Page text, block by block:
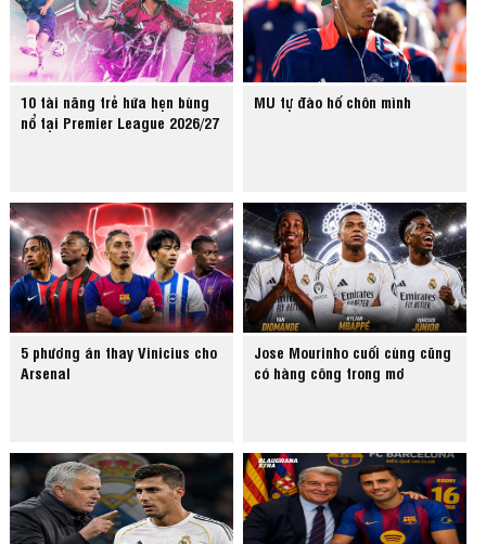
10 tài năng trẻ hứa hẹn bùng
nổ tại Premier League 2026/27
MU tự đào hố chôn mình
5 phương án thay Vinicius cho
Arsenal
Jose Mourinho cuối cùng cũng
có hàng công trong mơ